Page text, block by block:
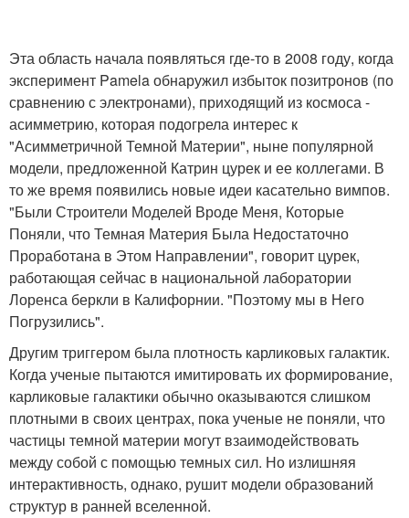
Эта область начала появляться где-то в 2008 году, когда
эксперимент Pamela обнаружил избыток позитронов (по
сравнению с электронами), приходящий из космоса -
асимметрию, которая подогрела интерес к
"Асимметричной Темной Материи", ныне популярной
модели, предложенной Катрин цурек и ее коллегами. В
то же время появились новые идеи касательно вимпов.
"Были Строители Моделей Вроде Меня, Которые
Поняли, что Темная Материя Была Недостаточно
Проработана в Этом Направлении", говорит цурек,
работающая сейчас в национальной лаборатории
Лоренса беркли в Калифорнии. "Поэтому мы в Него
Погрузились".
Другим триггером была плотность карликовых галактик.
Когда ученые пытаются имитировать их формирование,
карликовые галактики обычно оказываются слишком
плотными в своих центрах, пока ученые не поняли, что
частицы темной материи могут взаимодействовать
между собой с помощью темных сил. Но излишняя
интерактивность, однако, рушит модели образований
структур в ранней вселенной.